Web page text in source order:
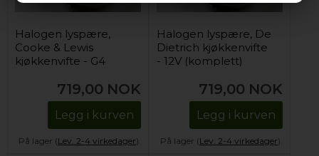
Halogen lyspære,
Cooke & Lewis
kjøkkenvifte - G4
719,00 NOK
Legg i kurven
På lager (Lev. 2-4 virkedager).
Halogen lyspære, De
Dietrich kjøkkenvifte
- 12V (komplett)
719,00 NOK
Legg i kurven
På lager (Lev. 2-4 virkedager).